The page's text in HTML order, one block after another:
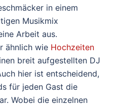
in einem
Musikmix
Arbeit aus.
ähnlich wie Hochzeiten
breit aufgestellten DJ
hier ist entscheidend,
für jeden Gast die
Wobei die einzelnen